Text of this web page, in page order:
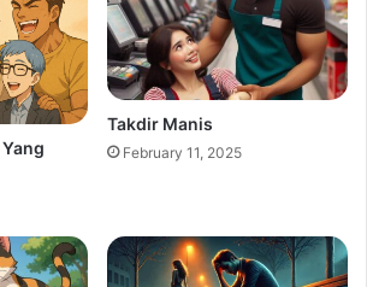
Takdir Manis
February 11, 2025